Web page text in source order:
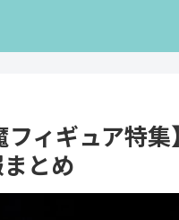
フィギュア特
とめ